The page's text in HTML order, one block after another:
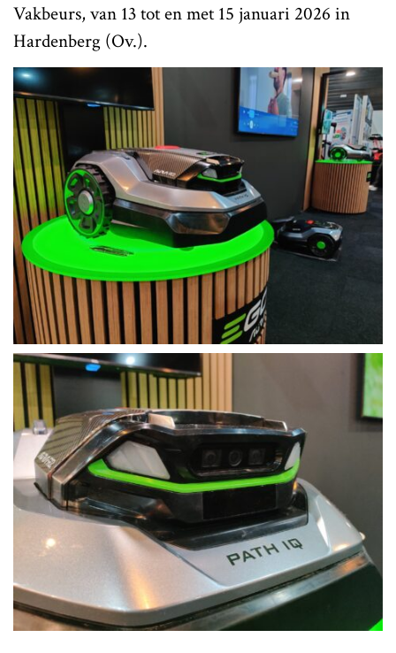
Vakbeurs, van 13 tot en met 15 januari 2026 in
Hardenberg (Ov.).